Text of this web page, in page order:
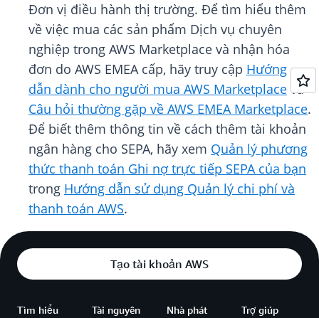
Đơn vị điều hành thị trường. Để tìm hiểu thêm
về việc mua các sản phẩm Dịch vụ chuyên
nghiệp trong AWS Marketplace và nhận hóa
đơn do AWS EMEA cấp, hãy truy cập Hướng
dẫn dành cho người mua AWS Marketplace và
Câu hỏi thường gặp về AWS EMEA Marketplace.
Để biết thêm thông tin về cách thêm tài khoản
ngân hàng cho SEPA, hãy xem Quản lý phương
thức thanh toán Ghi nợ trực tiếp SEPA của bạn
trong Hướng dẫn sử dụng Quản lý chi phí và
thanh toán AWS.
Tạo tài khoản AWS
Tìm hiểu Tài nguyên
Nhà phát
Trợ giúp